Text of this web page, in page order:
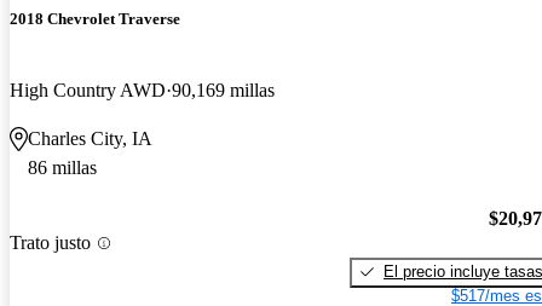
2018 Chevrolet Traverse
High Country AWD 90,169 millas
Charles City, IA
86 millas
Trato justo
El precio incluye tasas
$517/mes